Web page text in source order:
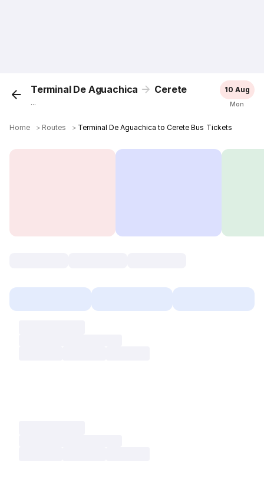
Terminal De Aguachica Cerete
...
10 Aug
Mon
Home ＞ Routes ＞ Terminal De Aguachica to Cerete Bus Tickets